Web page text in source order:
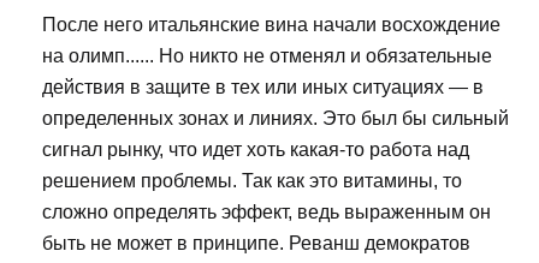
После него итальянские вина начали восхождение
на олимп...... Но никто не отменял и обязательные
действия в защите в тех или иных ситуациях — в
определенных зонах и линиях. Это был бы сильный
сигнал рынку, что идет хоть какая-то работа над
решением проблемы. Так как это витамины, то
сложно определять эффект, ведь выраженным он
быть не может в принципе. Реванш демократов